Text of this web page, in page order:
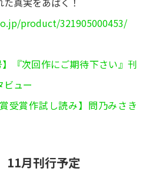
product/321905000453/
】『次回作にご期待下さい』刊
ュー
受賞作試し読み】問乃みさき
月刊行予定